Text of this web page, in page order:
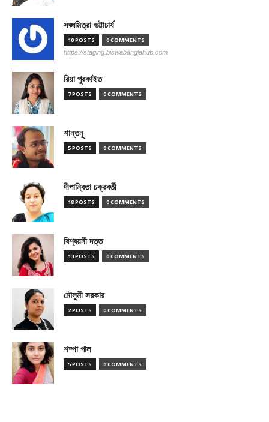
সঙ্ঘমিত্রা ভট্টাচার্য
10 POSTS 0 COMMENTS
https://staging.biswabanglahub.com
রিয়া পুরকাইত
7 POSTS 0 COMMENTS
শান্তনু
5 POSTS 0 COMMENTS
দীপান্বিতা চক্রবর্তী
18 POSTS 0 COMMENTS
বিশ্বয়নী দত্ত
13 POSTS 0 COMMENTS
মৌসুমী সরকার
2 POSTS 0 COMMENTS
শম্পা পাল
5 POSTS 0 COMMENTS